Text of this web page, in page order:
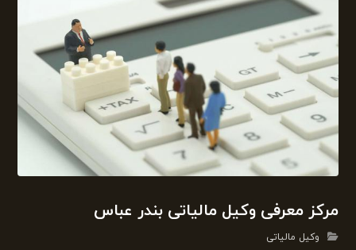
مرکز معرفی وکیل مالیاتی بندر عباس
وکیل مالیاتی